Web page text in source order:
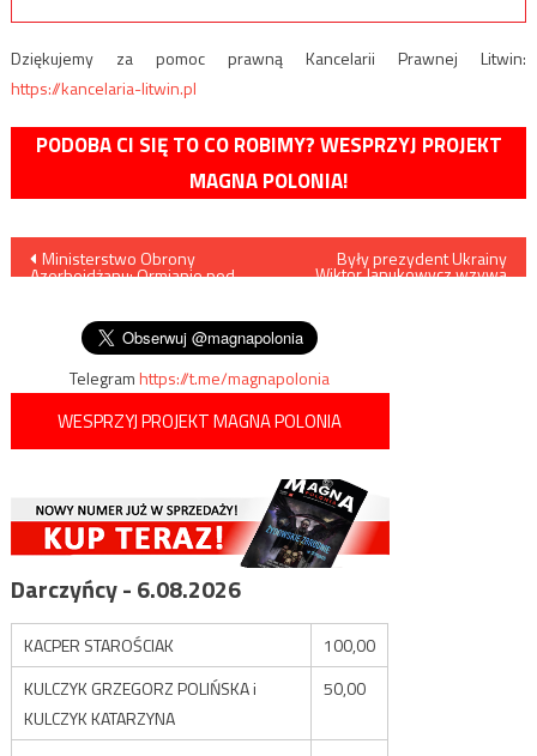
Dziękujemy za pomoc prawną Kancelarii Prawnej Litwin:
https://kancelaria-litwin.pl
PODOBA CI SIĘ TO CO ROBIMY? WESPRZYJ PROJEKT
MAGNA POLONIA!
Nawigacja
Ministerstwo Obrony
Azerbejdżanu: Ormianie pod
Były prezydent Ukrainy
Wiktor Janukowycz wzywa
Telegramhttps://t.me/magnapolonia
WESPRZYJ PROJEKT MAGNA POLONIA
Darczyńcy - 6.08.2026
KACPER STAROŚCIAK
100,00
KULCZYK GRZEGORZ POLIŃSKA i
KULCZYK KATARZYNA
50,00